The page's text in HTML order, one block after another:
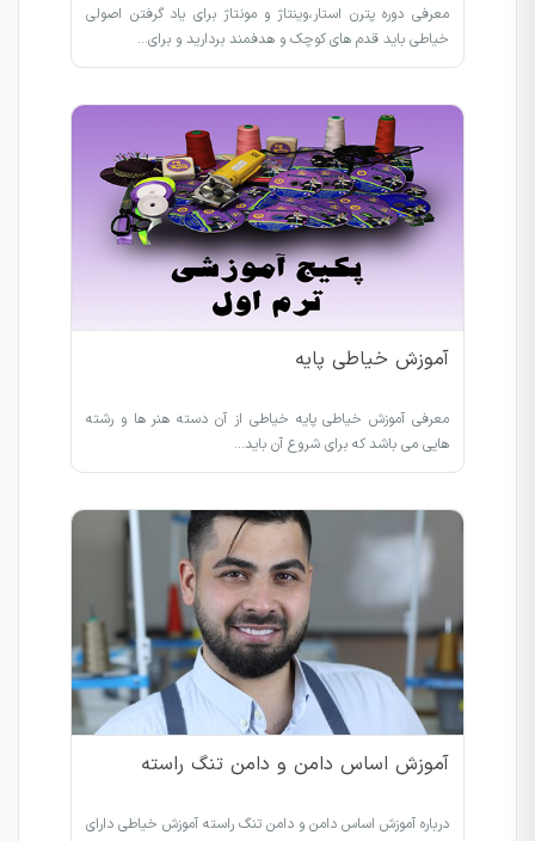
معرفی دوره پترن استار،وینتاژ و مونتاژ برای یاد گرفتن اصولی
خیاطی باید قدم های کوچک و هدفمند بردارید و برای…
آموزش خیاطی پایه
معرفی آموزش خیاطی پایه خیاطی از آن دسته هنر ها و رشته
هایی می باشد که برای شروع آن باید…
آموزش اساس دامن و دامن تنگ راسته
درباره آموزش اساس دامن و دامن تنگ راسته آموزش خیاطی دارای